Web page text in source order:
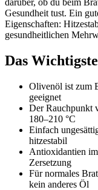
darüber, ob du beim
Gesundheit tust. Ein
Eigenschaften:
gesundheitlichen
Das
Olivenöl ist zum
geeignet
Der Rauchpunkt
180–210 °C
Einfach
hitzestabil
Antioxidantien
Zersetzung
Für normales
kein anderes Öl